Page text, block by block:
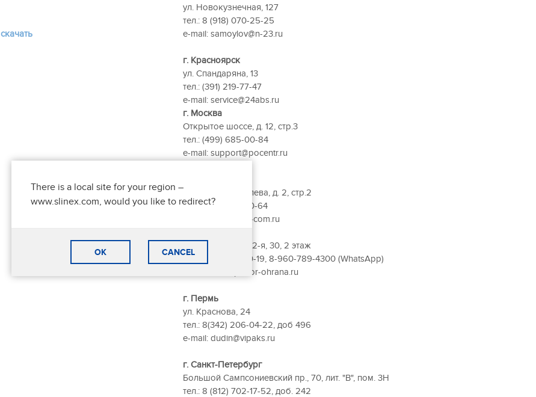
скачать
ул. Новокузнечная, 127
тел.: 8 (918) 070-25-25
e-mail: samoylov@n-23.ru
г. Красноярск
ул. Спандаряна, 13
тел.: (391) 219-77-47
e-mail: service@24abs.ru
г. Москва
Открытое шоссе, д. 12, стр.3
тел.: (499) 685-00-84
e-mail: support@pocentr.ru
площадь Журавлева, д. 2, стр.2
тел.: (495) 380-20-64
e-mail: hello@ami-com.ru
ул. Станционная 2-я, 30, 2 этаж
тел.: (383) 304-90-19, 8-960-789-4300 (WhatsApp)
e-mail: tech@pribor-ohrana.ru
г. Пермь
ул. Краснова, 24
тел.: 8(342) 206-04-22, доб 496
e-mail: dudin@vipaks.ru
г. Санкт-Петербург
Большой Сампсониевский пр., 70, лит. "В", пом. 3Н
тел.: 8 (812) 702-17-52, доб. 242
There is a local site for your region –
www.slinex.com, would you like to redirect?
OK CANCEL